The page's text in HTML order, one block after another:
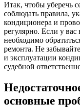
Итак, чтобы уберечь
соблюдать правила,
кондиционера и
регулярно. Если у
необходимо
ремонта. Не
и эксплуатации
судебной
основные